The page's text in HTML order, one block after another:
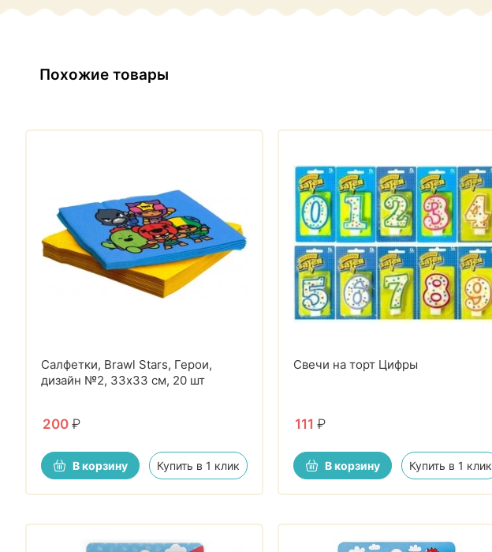
Похожие товары
Салфетки, Brawl Stars, Герои,
дизайн №2, 33х33 см, 20 шт
200 ₽
В корзину Купить в 1 клик
Свечи на торт Цифры
111 ₽
В корзину Купить в 1 клик